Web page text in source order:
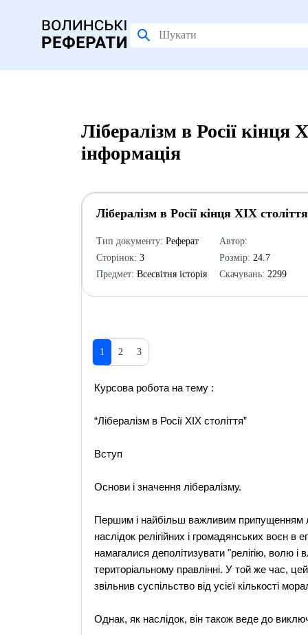
Лібералізм в Росії кінця
інформація
Лібералізм в Росії кінця XIX століття
Тип документу: Реферат
Сторінок: 3
Предмет: Всесвітня історія
Автор:
Розмір: 24.7
Скачувань: 2299
1 2 3
Курсова робота на тему :
“Лібералізм в Росії XIX століття”
Вступ
Основи і значення лібералізму.
Першим і найбільш важливим припущенням
наслідок релігійних і громадянських воєн в
намагалися деполітизувати "релігію, волю і
територіальному правлінні. У той же час,
звільнив суспільство від усієї кількості
Однак, як наслідок, він також веде до